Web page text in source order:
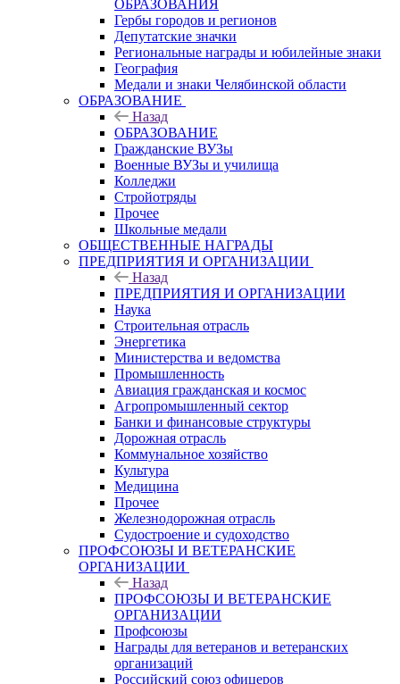
ОБРАЗОВАНИЯ
Гербы городов и регионов
Депутатские значки
Региональные награды и юбилейные знаки
География
Медали и знаки Челябинской области
ОБРАЗОВАНИЕ
Назад
ОБРАЗОВАНИЕ
Гражданские ВУЗы
Военные ВУЗы и училища
Колледжи
Стройотряды
Прочее
Школьные медали
ОБЩЕСТВЕННЫЕ НАГРАДЫ
ПРЕДПРИЯТИЯ И ОРГАНИЗАЦИИ
Назад
ПРЕДПРИЯТИЯ И ОРГАНИЗАЦИИ
Наука
Строительная отрасль
Энергетика
Министерства и ведомства
Промышленность
Авиация гражданская и космос
Агропромышленный сектор
Банки и финансовые структуры
Дорожная отрасль
Коммунальное хозяйство
Культура
Медицина
Прочее
Железнодорожная отрасль
Судостроение и судоходство
ПРОФСОЮЗЫ И ВЕТЕРАНСКИЕ
ОРГАНИЗАЦИИ
Назад
ПРОФСОЮЗЫ И ВЕТЕРАНСКИЕ
ОРГАНИЗАЦИИ
Профсоюзы
Награды для ветеранов и ветеранских
организаций
Российский союз офицеров